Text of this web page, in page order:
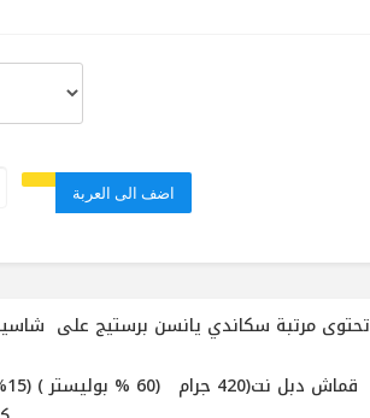
ارتفاع المرتبة: 27 سم
عدد السوست: 255 بالمتر المربع
قطر السوستة: 7.5 سم
القماش الخارجي: قماش
اضف الى العربة
تحتوى مرتبة سكاندي يانسن برستيج على شاسية